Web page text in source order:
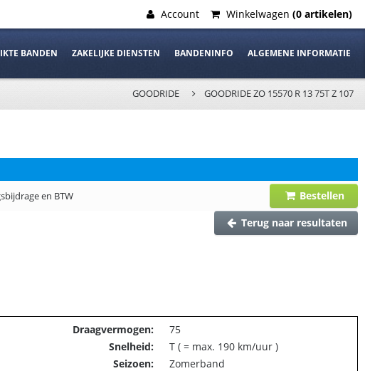
Account Winkelwagen (0 artikelen)
BANDEN ZAKELIJKE DIENSTEN BANDENINFO ALGEMENE INFORMATIE
GOODRIDE GOODRIDE ZO 15570 R 13 75T Z 107
en BTW
Bestellen
Terug naar resultaten
Draagvermogen:
75
Snelheid:
T ( = max. 190 km/uur )
Seizoen:
Zomerband